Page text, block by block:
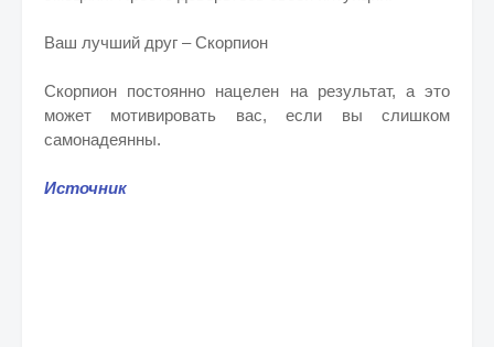
Ваш лучший друг – Скорпион
Скорпион постоянно нацелен на результат, а это
может мотивировать вас, если вы слишком
самонадеянны.
Источник